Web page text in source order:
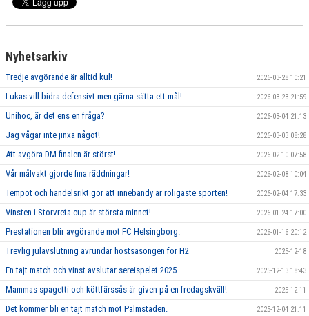
Nyhetsarkiv
Tredje avgörande är alltid kul! 2026-03-28 10:21
Lukas vill bidra defensivt men gärna sätta ett mål! 2026-03-23 21:59
Unihoc, är det ens en fråga? 2026-03-04 21:13
Jag vågar inte jinxa något! 2026-03-03 08:28
Att avgöra DM finalen är störst! 2026-02-10 07:58
Vår målvakt gjorde fina räddningar! 2026-02-08 10:04
Tempot och händelsrikt gör att innebandy är roligaste sporten! 2026-02-04 17:33
Vinsten i Storvreta cup är största minnet! 2026-01-24 17:00
Prestationen blir avgörande mot FC Helsingborg. 2026-01-16 20:12
Trevlig julavslutning avrundar höstsäsongen för H2 2025-12-18
En tajt match och vinst avslutar sereispelet 2025. 2025-12-13 18:43
Mammas spagetti och köttfärssås är given på en fredagskväll! 2025-12-11
Det kommer bli en tajt match mot Palmstaden. 2025-12-04 21:11